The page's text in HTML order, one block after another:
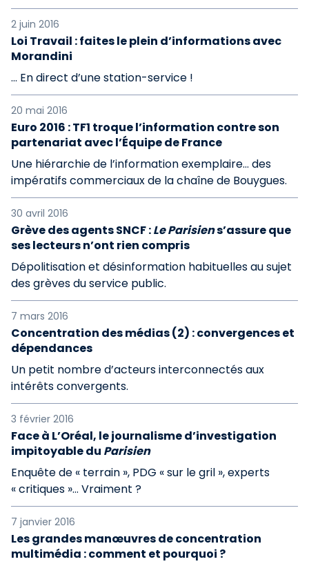
2 juin 2016
Loi Travail : faites le plein d’informations avec
Morandini
… En direct d’une station-service !
20 mai 2016
Euro 2016 : TF1 troque l’information contre son
partenariat avec l’Équipe de France
Une hiérarchie de l’information exemplaire… des
impératifs commerciaux de la chaîne de Bouygues.
30 avril 2016
Grève des agents SNCF :Le Parisiens’assure que
ses lecteurs n’ont rien compris
Dépolitisation et désinformation habituelles au sujet
des grèves du service public.
7 mars 2016
Concentration des médias (2) : convergences et
dépendances
Un petit nombre d’acteurs interconnectés aux
intérêts convergents.
3 février 2016
Face à L’Oréal, le journalisme d’investigation
impitoyable du Parisien
Enquête de « terrain », PDG « sur le gril », experts
« critiques »… Vraiment ?
7 janvier 2016
Les grandes manœuvres de concentration
multimédia : comment et pourquoi ?